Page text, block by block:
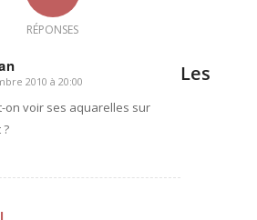
RÉPONSES
2010 à 20:00
on voir ses aquarelles sur
Les